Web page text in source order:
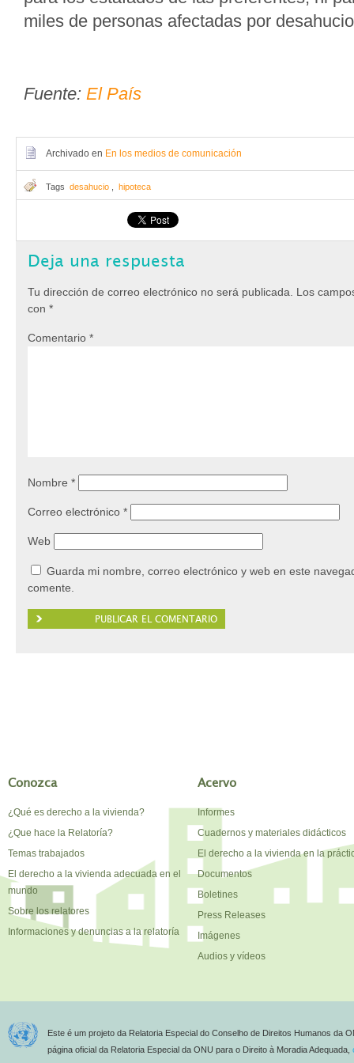
miles de personas afectadas por
Fuente: El País
Archivado en En los medios de comunicación
Tags desahucio hipoteca
Deja una respuesta
Tu dirección de correo electrónico no será publicada.
Los
con *
Comentario *
Nombre *
Correo electrónico *
Web
Guarda mi nombre, correo electrónico y web en este
comente.
Conozca
¿Qué es derecho a la vivienda?
¿Que hace la Relatoría?
Temas trabajados
El derecho a la vivienda adecuada en el
mundo
Sobre los relatores
Informaciones y denuncias a la relatoría
Acervo
Informes
Cuadernos y materiales didácticos
El derecho a la vivienda en la
Documentos
Boletines
Press Releases
Imágenes
Audios y vídeos
Este é um projeto da Relatoria Especial do Conselho de Direitos Humanos da
página oficial da Relatoria Especial da ONU para o Direito à Moradia Adequada,